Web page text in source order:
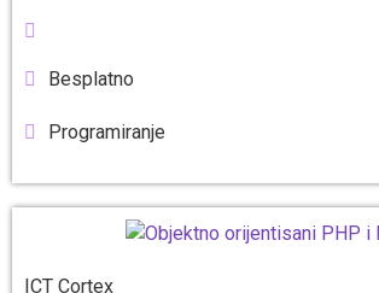
Besplatno
Programiranje
ICT Cortex